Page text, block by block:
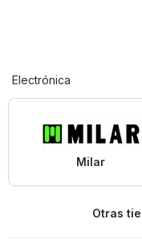
Electrónica
Milar
Otras